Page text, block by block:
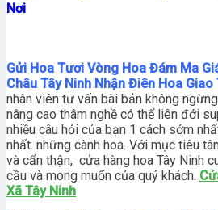
Nơi
Gửi Hoa Tươi Vòng Hoa Đám Ma
Châu Tây Ninh Nhận Điên Hoa Giao
nhân viên tư vấn bài bản không
nâng cao thâm nghề có thể liên đới
nhiều câu hỏi của bạn 1 cách sớm
nhất. những cành hoa. Với mục tiêu
và cẩn thận, cửa hàng hoa Tây Ninh
cầu và mong muốn của quý khách.
Xã Tây Ninh